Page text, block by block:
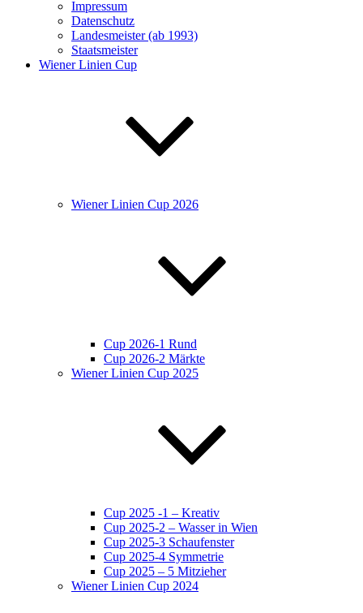
Impressum
Datenschutz
Landesmeister (ab 1993)
Staatsmeister
Wiener Linien Cup
Wiener Linien Cup 2026
Cup 2026-1 Rund
Cup 2026-2 Märkte
Wiener Linien Cup 2025
Cup 2025 -1 – Kreativ
Cup 2025-2 – Wasser in Wien
Cup 2025-3 Schaufenster
Cup 2025-4 Symmetrie
Cup 2025 – 5 Mitzieher
Wiener Linien Cup 2024